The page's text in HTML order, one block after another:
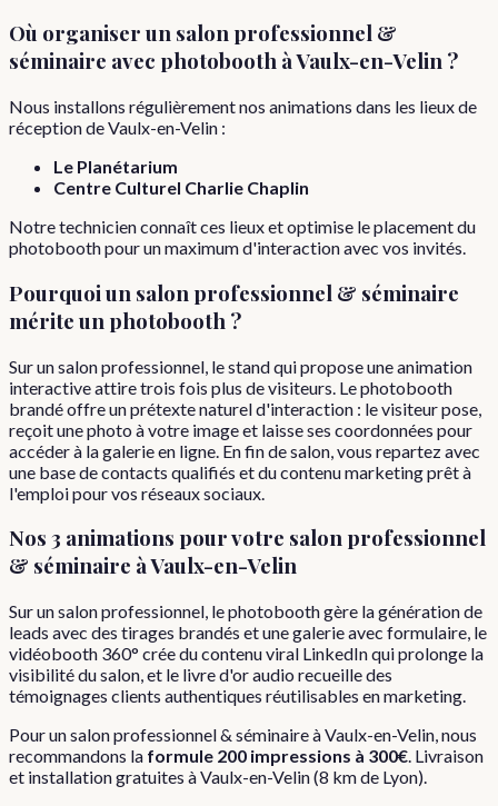
Où organiser un salon professionnel &
séminaire avec photobooth àVaulx-en-Velin ?
Nous installons régulièrement nos animations dans les lieux de
réception deVaulx-en-Velin :
Le Planétarium
Centre Culturel Charlie Chaplin
Notre technicien connaît ces lieux et optimise le placement du
photobooth pour un maximum d'interaction avec vos invités.
Pourquoi un salon professionnel & séminaire
mérite un photobooth ?
Sur un salon professionnel, le stand qui propose une animation
interactive attire trois fois plus de visiteurs. Le photobooth
brandé offre un prétexte naturel d'interaction : le visiteur pose,
reçoit une photo à votre image et laisse ses coordonnées pour
accéder à la galerie en ligne. En fin de salon, vous repartez avec
une base de contacts qualifiés et du contenu marketing prêt à
l'emploi pour vos réseaux sociaux.
Nos 3 animations pour votre salon professionnel
& séminaire àVaulx-en-Velin
Sur un salon professionnel, le photobooth gère la génération de
leads avec des tirages brandés et une galerie avec formulaire, le
vidéobooth 360° crée du contenu viral LinkedIn qui prolonge la
visibilité du salon, et le livre d'or audio recueille des
témoignages clients authentiques réutilisables en marketing.
Pourunsalon professionnel & séminaireàVaulx-en-Velin, nous
recommandons la formule 200 impressions à 300€. Livraison
et installation gratuites àVaulx-en-Velin(8 km de Lyon).